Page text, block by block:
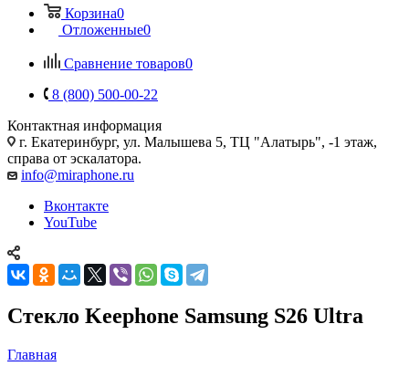
Корзина0
Отложенные0
Сравнение товаров0
8 (800) 500-00-22
Контактная информация
г. Екатеринбург, ул. Малышева 5, ТЦ "Алатырь", -1 этаж,
справа от эскалатора.
info@miraphone.ru
Вконтакте
YouTube
Стекло Keephone Samsung S26 Ultra
Главная